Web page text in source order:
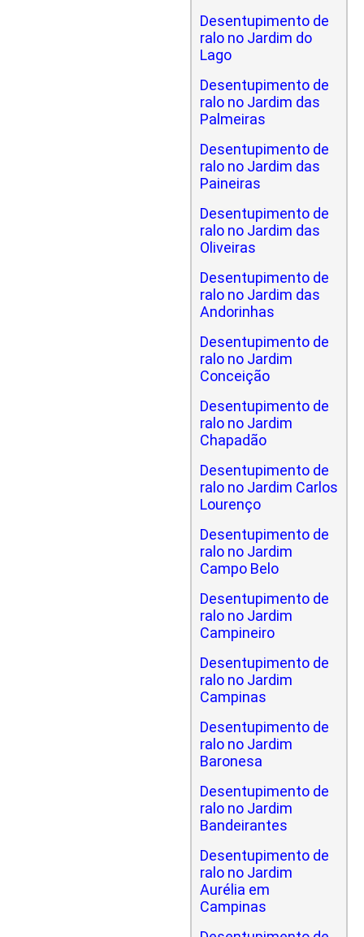
Desentupimento de
ralo no Jardim do
Lago
Desentupimento de
ralo no Jardim das
Palmeiras
Desentupimento de
ralo no Jardim das
Paineiras
Desentupimento de
ralo no Jardim das
Oliveiras
Desentupimento de
ralo no Jardim das
Andorinhas
Desentupimento de
ralo no Jardim
Conceição
Desentupimento de
ralo no Jardim
Chapadão
Desentupimento de
ralo no Jardim Carlos
Lourenço
Desentupimento de
ralo no Jardim
Campo Belo
Desentupimento de
ralo no Jardim
Campineiro
Desentupimento de
ralo no Jardim
Campinas
Desentupimento de
ralo no Jardim
Baronesa
Desentupimento de
ralo no Jardim
Bandeirantes
Desentupimento de
ralo no Jardim
Aurélia em
Campinas